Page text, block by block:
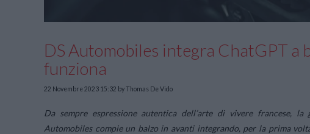
DS Automobiles integra ChatGPT a
funziona
22 Novembre 2023 15:32 by Thomas De Vido
Da sempre espressione autentica dell’arte di vivere francese, la
Automobiles compie un balzo in avanti integrando, per la prima